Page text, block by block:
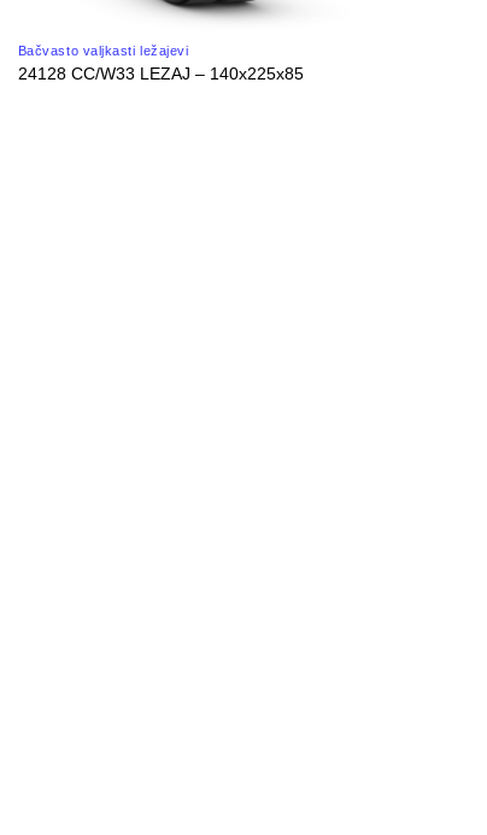
Bačvasto valjkasti ležajevi
24128 CC/W33 LEZAJ – 140x225x85